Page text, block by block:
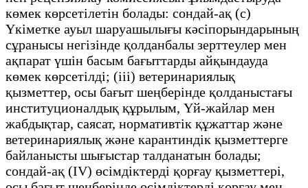
көмек көрсетілетін болады: сондай-ақ (с)
Үкіметке ауыл шаруашылығы кәсіпорындарының
сұранысы негізінде қолданбалы зерттеулер мен
ақпарат үшін басым бағыттарды айқындауда
көмек көрсетілді; (iii) ветеринариялық
қызметтер, осы бағыт шеңберінде қолданыстағы
институционалдық құрылым, Үй-жайлар мен
жабдықтар, саясат, нормативтік құжаттар және
ветеринариялық және карантиндік қызметтерге
байланысты шығыстар талданатын болады;
сондай-ақ (IV) өсімдіктерді қорғау қызметтері,